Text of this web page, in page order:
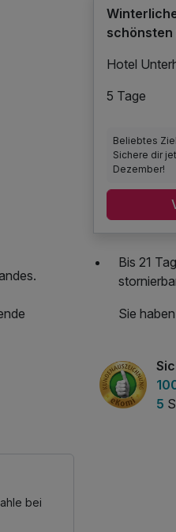
beliebten
bei
schönsten
Hotel
5 Tage
Beliebtes
Sichere dir
Dezember!
Bis 21
Sie
5